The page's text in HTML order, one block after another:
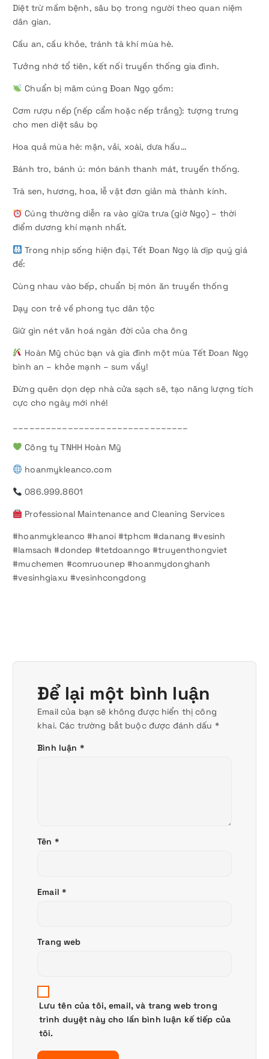
Diệt trừ mầm bệnh, sâu bọ trong người theo quan niệm
dân gian.
Cầu an, cầu khỏe, tránh tà khí mùa hè.
Tưởng nhớ tổ tiên, kết nối truyền thống gia đình.
Chuẩn bị mâm cúng Đoan Ngọ gồm:
Cơm rượu nếp (nếp cẩm hoặc nếp trắng): tượng trưng
cho men diệt sâu bọ
Hoa quả mùa hè: mận, vải, xoài, dưa hấu…
Bánh tro, bánh ú: món bánh thanh mát, truyền thống.
Trà sen, hương, hoa, lễ vật đơn giản mà thành kính.
Cúng thường diễn ra vào giữa trưa (giờ Ngọ) – thời
điểm dương khí mạnh nhất.
Trong nhịp sống hiện đại, Tết Đoan Ngọ là dịp quý giá
để:
Cùng nhau vào bếp, chuẩn bị món ăn truyền thống
Dạy con trẻ về phong tục dân tộc
Giữ gìn nét văn hoá ngàn đời của cha ông
Hoàn Mỹ chúc bạn và gia đình một mùa Tết Đoan Ngọ
bình an – khỏe mạnh – sum vầy!
Đừng quên dọn dẹp nhà cửa sạch sẽ, tạo năng lượng tích
cực cho ngày mới nhé!
Công ty TNHH Hoàn Mỹ
hoanmykleanco.com
086.999.8601
Professional Maintenance and Cleaning Services
#hoanmykleanco #hanoi #tphcm #danang #vesinh
#lamsach #dondep #tetdoanngo #truyenthongviet
#muchemen #comruounep #hoanmydonghanh
#vesinhgiaxu #vesinhcongdong
Để lại một bình luận
Email của bạn sẽ không được hiển thị công
khai. Các trường bắt buộc được đánh dấu *
Bình luận *
Tên *
Email *
Trang web
Lưu tên của tôi, email, và trang web trong
trình duyệt này cho lần bình luận kế tiếp của
tôi.